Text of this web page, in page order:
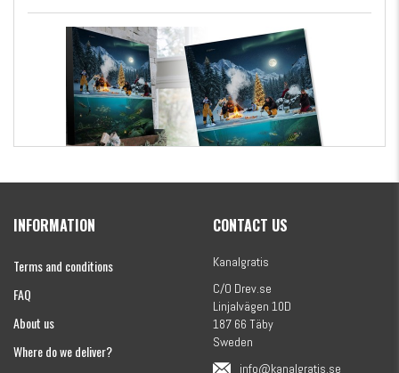
€155.16
INFORMATION
Terms and conditions
FAQ
About us
Where do we deliver?
CONTACT US
Kanalgratis
C/O Drev.se
Linjalvägen 10D
187 66 Täby
Sweden
info@kanalgratis.se